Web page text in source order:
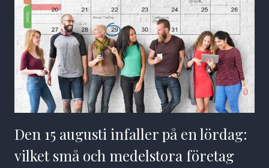
Den 15 augusti infaller på en lördag:
vilket små och medelstora företag